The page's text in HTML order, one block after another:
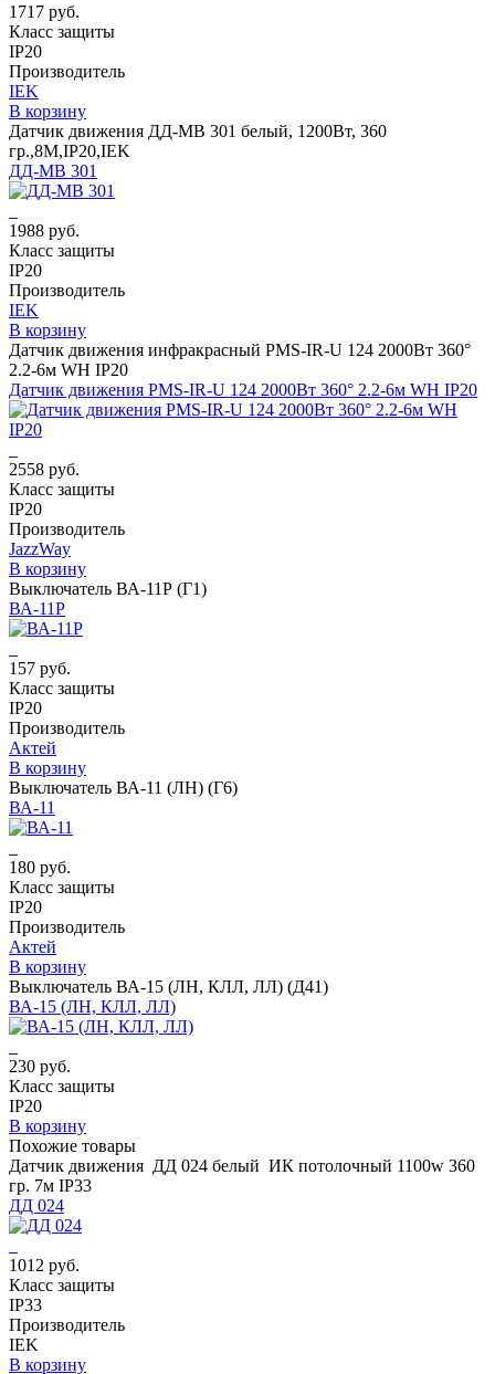
1717 руб.
Класс защиты
IP20
Производитель
IEK
В корзину
Датчик движения ДД-МВ 301 белый, 1200Вт, 360
гр.,8М,IP20,IEK
ДД-МВ 301
1988 руб.
Класс защиты
IP20
Производитель
IEK
В корзину
Датчик движения инфракрасный PMS-IR-U 124 2000Вт 360°
2.2-6м WH IP20
Датчик движения PMS-IR-U 124 2000Вт 360° 2.2-6м WH IP20
2558 руб.
Класс защиты
IP20
Производитель
JazzWay
В корзину
Выключатель ВА-11Р (Г1)
ВА-11Р
157 руб.
Класс защиты
IP20
Производитель
Актей
В корзину
Выключатель ВА-11 (ЛН) (Г6)
ВА-11
180 руб.
Класс защиты
IP20
Производитель
Актей
В корзину
Выключатель ВА-15 (ЛН, КЛЛ, ЛЛ) (Д41)
ВА-15 (ЛН, КЛЛ, ЛЛ)
230 руб.
Класс защиты
IP20
В корзину
Похожие товары
Датчик движения ДД 024 белый ИК потолочный 1100w 360
гр. 7м IP33
ДД 024
1012 руб.
Класс защиты
IP33
Производитель
IEK
В корзину